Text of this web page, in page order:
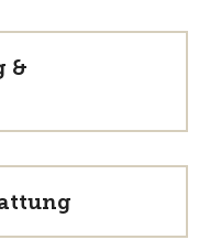
&